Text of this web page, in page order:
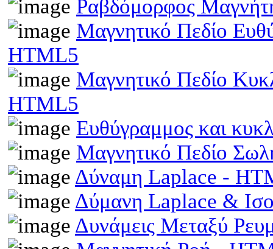
Ραβδόμορφος
Μαγνητικό Πεδίο
HTML5
Μαγνητικό Πεδίο
HTML5
Ευθύγραμμος και
Μαγνητικό Πεδίο
Δύναμη Laplace -
Δύμανη Laplace &
Δυνάμεις Μεταξύ